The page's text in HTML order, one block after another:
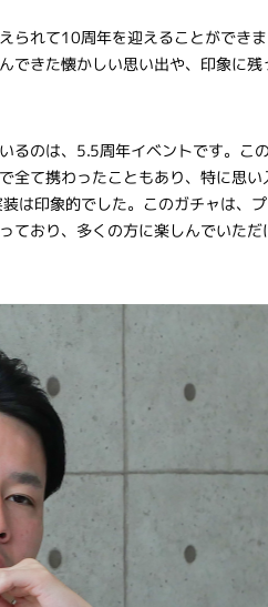
られて10周年を迎えることができ
できた懐かしい思い出や、印象に残
るのは、5.5周年イベントです。こ
全て携わったこともあり、特に思い
は印象的でした。このガチャは、
ており、多くの方に楽しんでいただ